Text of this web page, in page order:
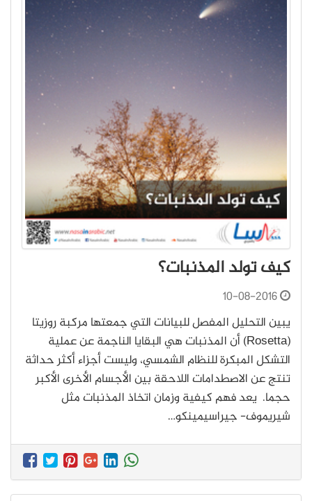
كيف تولد المذنبات؟
10-08-2016
يبين التحليل المفصل للبيانات التي جمعتها مركبة روزيتا
(Rosetta) أن المذنبات هي البقايا الناجمة عن عملية
التشكل المبكرة للنظام الشمسي، وليست أجزاء أكثر حداثة
تنتج عن الاصطدامات اللاحقة بين الأجسام الأخرى الأكبر
حجما. يعد فهم كيفية وزمان اتخاذ المذنبات مثل
شيريموف- جيراسيمينكو…